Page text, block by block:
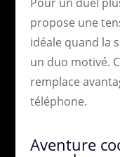
propose une
idéale quand la
un duo motivé.
remplace
téléphone.
Aventure